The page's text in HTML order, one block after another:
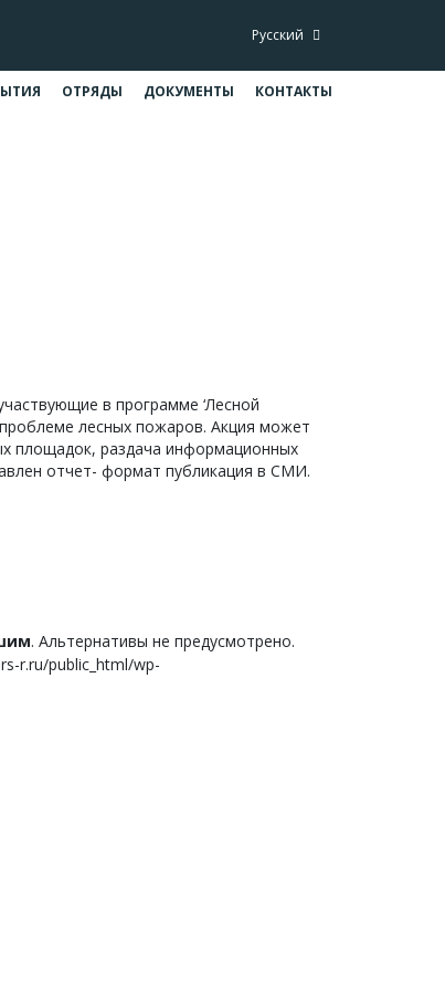
Русский
ОТРЯДЫ ДОКУМЕНТЫ КОНТАКТЫ
в программе ‘Лесной
лесных пожаров. Акция может
площадок, раздача информационных
отчет- формат публикация в СМИ.
. Альтернативы не предусмотрено.
r.ru/public_html/wp-